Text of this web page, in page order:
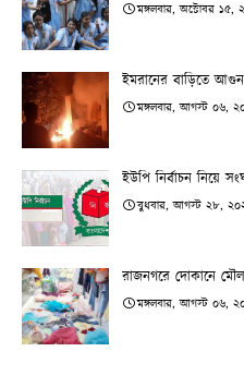
মঙ্গলবার, অক্টোবর ১৫,
ইমরানের বাড়িতে আগুন
মঙ্গলবার, আগস্ট ০৬,
ইউপি নির্বাচন নিয়ে
বুধবার, আগস্ট ২৮,
রাজনগরে দোকানে
মঙ্গলবার, আগস্ট ০৬,